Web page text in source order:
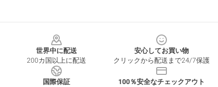
世界中に配送
200カ国以上に配送
安心してお買い物
クリックから配送まで24/7保護
国際保証
100％安全なチェックアウト